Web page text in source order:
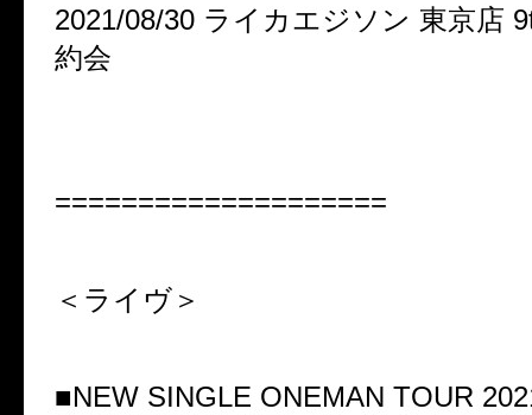
2021/08/30 ライカエジソン 東京店
約会
====================
＜ライヴ＞
■NEW SINGLE ONEMAN TOUR